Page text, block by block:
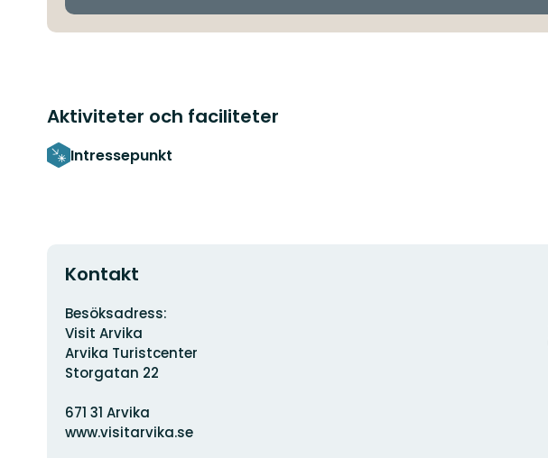
Aktiviteter och faciliteter
Intressepunkt
Kontakt
Adress
Besöksadress:
Visit Arvika
Arvika Turistcenter
Storgatan 22
671 31 Arvika
www.visitarvika.se